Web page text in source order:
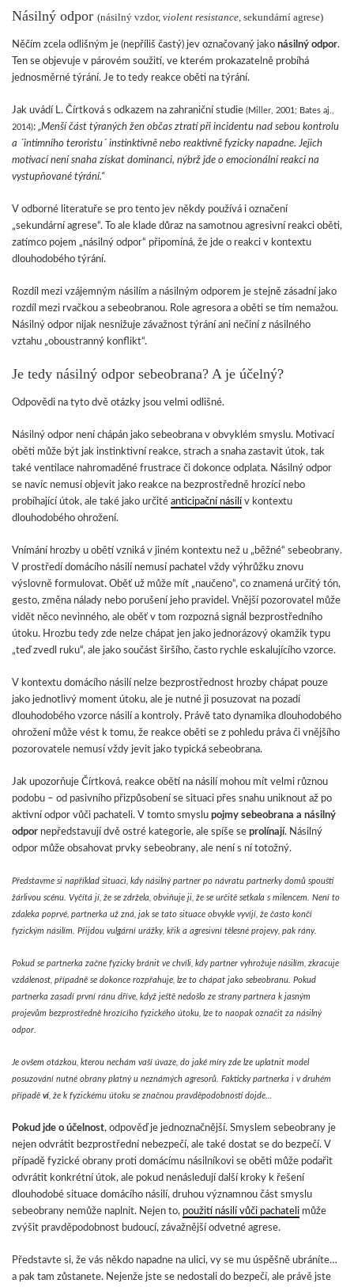
Násilný odpor (násilný vzdor, violent resistance, sekundární agrese)
Něčím zcela odlišným je (nepříliš častý) jev označovaný jako násilný odpor.
Ten se objevuje v párovém soužití, ve kterém prokazatelně probíhá
jednosměrné týrání. Je to tedy reakce oběti na týrání.
Jak uvádí L. Čírtková s odkazem na zahraniční studie (Miller, 2001; Bates aj.,
2014): „Menší část týraných žen občas ztratí při incidentu nad sebou kontrolu
a ´intimního teroristu´ instinktivně nebo reaktivně fyzicky napadne. Jejich
motivací není snaha získat dominanci, nýbrž jde o emocionální reakci na
vystupňované týrání.“
V odborné literatuře se pro tento jev někdy používá i označení
„sekundární agrese“. To ale klade důraz na samotnou agresivní reakci oběti,
zatímco pojem „násilný odpor“ připomíná, že jde o reakci v kontextu
dlouhodobého týrání.
Rozdíl mezi vzájemným násilím a násilným odporem je stejně zásadní jako
rozdíl mezi rvačkou a sebeobranou. Role agresora a oběti se tím nemažou.
Násilný odpor nijak nesnižuje závažnost týrání ani nečiní z násilného
vztahu „oboustranný konflikt“.
Je tedy násilný odpor sebeobrana? A je účelný?
Odpovědi na tyto dvě otázky jsou velmi odlišné.
Násilný odpor není chápán jako sebeobrana v obvyklém smyslu. Motivací
oběti může být jak instinktivní reakce, strach a snaha zastavit útok, tak
také ventilace nahromaděné frustrace či dokonce odplata. Násilný odpor
se navíc nemusí objevit jako reakce na bezprostředně hrozící nebo
probíhající útok, ale také jako určité anticipační násilí v kontextu
dlouhodobého ohrožení.
Vnímání hrozby u obětí vzniká v jiném kontextu než u „běžné“ sebeobrany.
V prostředí domácího násilí nemusí pachatel vždy výhrůžku znovu
výslovně formulovat. Oběť už může mít „naučeno“, co znamená určitý tón,
gesto, změna nálady nebo porušení jeho pravidel. Vnější pozorovatel může
vidět něco nevinného, ale oběť v tom rozpozná signál bezprostředního
útoku. Hrozbu tedy zde nelze chápat jen jako jednorázový okamžik typu
„teď zvedl ruku“, ale jako součást širšího, často rychle eskalujícího vzorce.
V kontextu domácího násilí nelze bezprostřednost hrozby chápat pouze
jako jednotlivý moment útoku, ale je nutné ji posuzovat na pozadí
dlouhodobého vzorce násilí a kontroly. Právě tato dynamika dlouhodobého
ohrožení může vést k tomu, že reakce oběti se z pohledu práva či vnějšího
pozorovatele nemusí vždy jevit jako typická sebeobrana.
Jak upozorňuje Čírtková, reakce obětí na násilí mohou mít velmi různou
podobu – od pasivního přizpůsobení se situaci přes snahu uniknout až po
aktivní odpor vůči pachateli. V tomto smyslu pojmy sebeobrana a násilný
odpor nepředstavují dvě ostré kategorie, ale spíše se prolínají. Násilný
odpor může obsahovat prvky sebeobrany, ale není s ní totožný.
Představme si například situaci, kdy násilný partner po návratu partnerky domů spouští
žárlivou scénu. Vyčítá jí, že se zdržela, obviňuje ji, že se určitě setkala s milencem. Není to
zdaleka poprvé, partnerka už zná, jak se tato situace obvykle vyvíjí, že často končí
fyzickým násilím. Přijdou vulgární urážky, křik a agresivní tělesné projevy, pak rány.
Pokud se partnerka začne fyzicky bránit ve chvíli, kdy partner vyhrožuje násilím, zkracuje
vzdálenost, případně se dokonce rozpřahuje, lze to chápat jako sebeobranu. Pokud
partnerka zasadí první ránu dříve, když ještě nedošlo ze strany partnera k jasným
projevům bezprostředně hrozícího fyzického útoku, lze to naopak označit za násilný
odpor.
Je ovšem otázkou, kterou nechám vaší úvaze, do jaké míry zde lze uplatnit model
posuzování nutné obrany platný u neznámých agresorů. Fakticky partnerka i v druhém
případě ví, že k fyzickému útoku se značnou pravděpodobností dojde…
Pokud jde o účelnost, odpověď je jednoznačnější. Smyslem sebeobrany je
nejen odvrátit bezprostřední nebezpečí, ale také dostat se do bezpečí. V
případě fyzické obrany proti domácímu násilníkovi se oběti může podařit
odvrátit konkrétní útok, ale pokud nenásledují další kroky k řešení
dlouhodobé situace domácího násilí, druhou významnou část smyslu
sebeobrany nemůže naplnit. Nejen to, použití násilí vůči pachateli může
zvýšit pravděpodobnost budoucí, závažnější odvetné agrese.
Představte si, že vás někdo napadne na ulici, vy se mu úspěšně ubráníte…
a pak tam zůstanete. Nejenže jste se nedostali do bezpečí, ale právě jste